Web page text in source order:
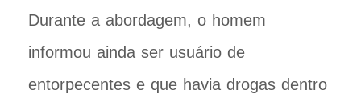
Durante a abordagem, o homem
informou ainda ser usuário de
entorpecentes e que havia drogas dentro